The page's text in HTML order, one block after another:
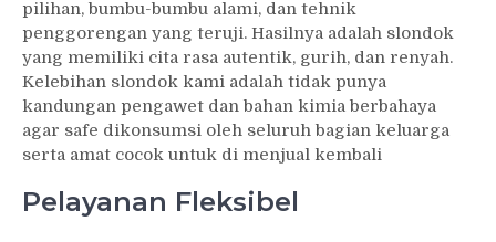
pilihan, bumbu-bumbu alami, dan tehnik
penggorengan yang teruji. Hasilnya adalah slondok
yang memiliki cita rasa autentik, gurih, dan renyah.
Kelebihan slondok kami adalah tidak punya
kandungan pengawet dan bahan kimia berbahaya
agar safe dikonsumsi oleh seluruh bagian keluarga
serta amat cocok untuk di menjual kembali
Pelayanan Fleksibel